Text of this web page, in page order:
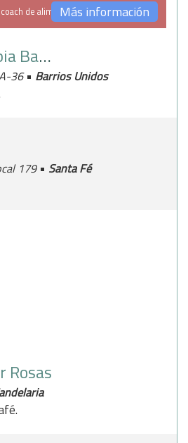
de alimentaciónMás información
36• Barrios Unidos
179 • Santa Fé
Rosas